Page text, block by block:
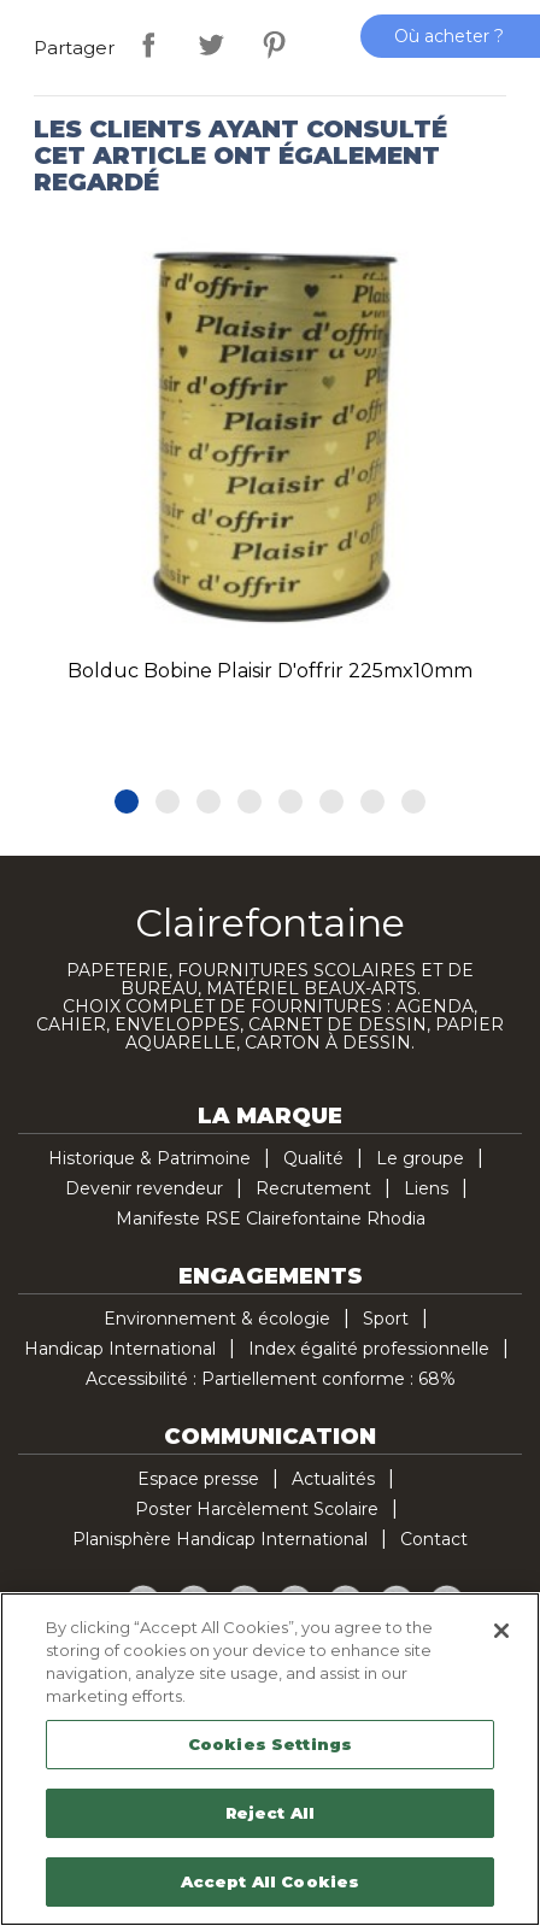
Partager
LES CLIENTS AYANT CONSULTÉ
CET ARTICLE ONT ÉGALEMENT
REGARDÉ
Bolduc Bobine Plaisir D'offrir 225mx10mm
Clairefontaine
PAPETERIE, FOURNITURES SCOLAIRES ET DE
BUREAU, MATÉRIEL BEAUX-ARTS.
CHOIX COMPLET DE FOURNITURES : AGENDA,
CAHIER, ENVELOPPES, CARNET DE DESSIN, PAPIER
AQUARELLE, CARTON À DESSIN.
LA MARQUE
Historique & Patrimoine Qualité
Le groupe
Devenir revendeur
Recrutement
Liens
Manifeste RSE Clairefontaine Rhodia
ENGAGEMENTS
Environnement & écologie
Sport
Handicap International
Index égalité professionnelle
Accessibilité : Partiellement conforme : 68%
COMMUNICATION
Espace presse
Actualités
Poster Harcèlement Scolaire
Planisphère Handicap International
Contact
Facebook
TwitterYouTubePinterestInstagramLinkedInTikTok
Politique d'utilisation des cookies
Politique de confidentialité
Mentions légales
Plan du site
Contactez-nous
Où acheter ?
By clicking “Accept All Cookies”, you agree to the
storing of cookies on your device to enhance site
navigation, analyze site usage, and assist in our
marketing efforts.
Cookies Settings
Reject All
Accept All Cookies